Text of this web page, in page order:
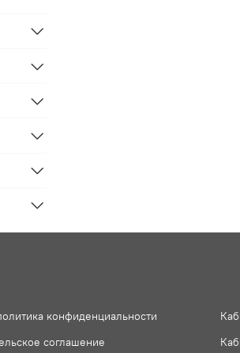
конфиденциальности
соглашение